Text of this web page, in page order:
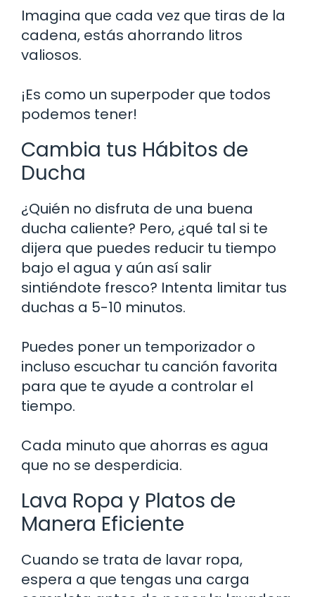
Imagina que cada vez que tiras de la
cadena, estás ahorrando litros
valiosos.
¡Es como un superpoder que todos
podemos tener!
Cambia tus Hábitos de
Ducha
¿Quién no disfruta de una buena
ducha caliente? Pero, ¿qué tal si te
dijera que puedes reducir tu tiempo
bajo el agua y aún así salir
sintiéndote fresco? Intenta limitar tus
duchas a 5-10 minutos.
Puedes poner un temporizador o
incluso escuchar tu canción favorita
para que te ayude a controlar el
tiempo.
Cada minuto que ahorras es agua
que no se desperdicia.
Lava Ropa y Platos de
Manera Eficiente
Cuando se trata de lavar ropa,
espera a que tengas una carga